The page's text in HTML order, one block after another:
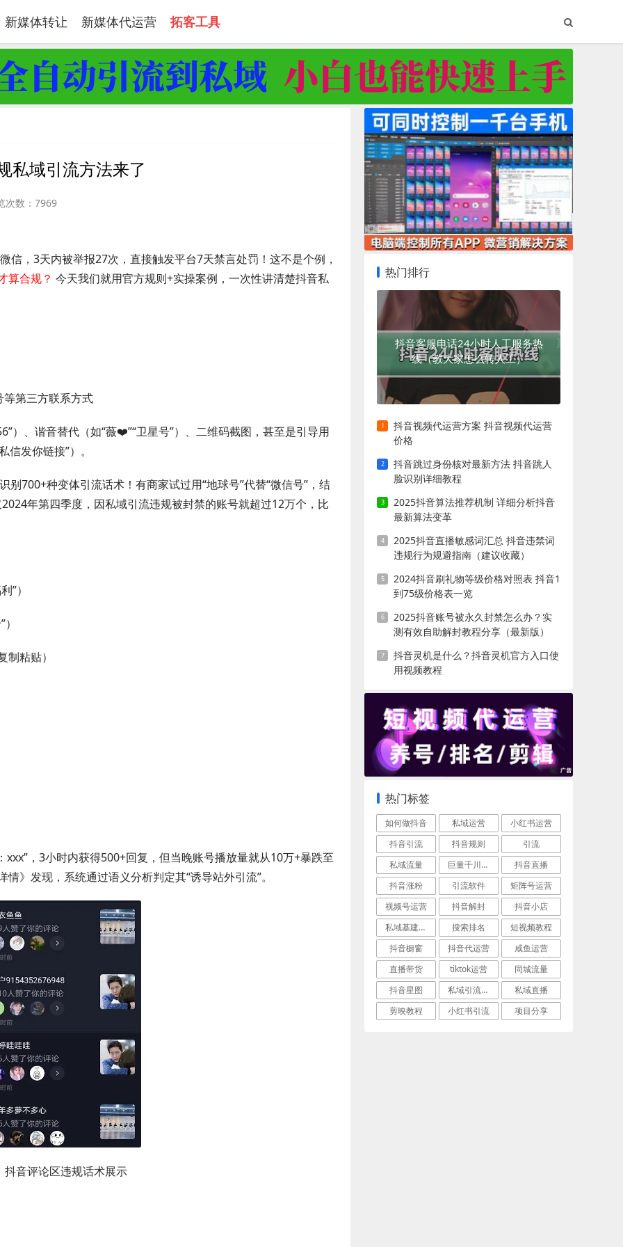
新媒体转让 新媒体代运营 拓客工具
私域引流方法来了
次数：7969
信，3天内被举报27次，直接触发平台7天禁言处罚！这不是个例，
算合规？ 今天我们就用官方规则+实操案例，一次性讲清楚抖音私
第三方联系方式
）、谐音替代（如“薇❤️”“卫星号”）、二维码截图，甚至是引导用
发你链接”）。
700+种变体引流话术！有商家试过用“地球号”代替“微信号”，结
年第四季度，因私域引流违规被封禁的账号就超过12万个，比
”）
粘贴）
，3小时内获得500+回复，但当晚账号播放量就从10万+暴跌至
》发现，系统通过语义分析判定其“诱导站外引流”。
音评论区违规话术展示
热门排行
抖音客服电话24小时人工服务热
线（教大家怎么转人工）
抖音视频代运营方案 抖音视频代运营
价格
抖音跳过身份核对最新方法 抖音跳人
脸识别详细教程
2025抖音算法推荐机制 详细分析抖音
最新算法变革
2025抖音直播敏感词汇总 抖音违禁词
违规行为规避指南（建议收藏）
2024抖音刷礼物等级价格对照表 抖音1
到75级价格表一览
2025抖音账号被永久封禁怎么办？实
测有效自助解封教程分享（最新版）
抖音灵机是什么？抖音灵机官方入口使
用视频教程
热门标签
如何做抖音 私域运营
小红书运营
抖音引流
抖音规则
引流
私域流量
巨量千川推广运营
抖音直播
抖音涨粉
引流软件
矩阵号运营
视频号运营
抖音解封
抖音小店
私域基建技巧
搜索排名
短视频教程
抖音橱窗
抖音代运营
咸鱼运营
直播带货
tiktok运营
同城流量
抖音星图
私域引流话术
私域直播
剪映教程
小红书引流 项目分享